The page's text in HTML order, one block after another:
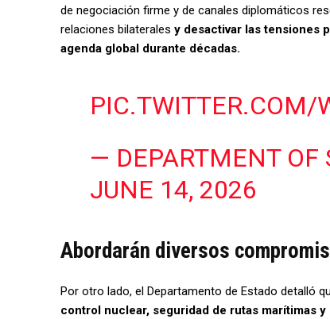
de negociación firme y de canales diplomáticos
relaciones bilaterales y desactivar las tensiones
agenda global durante décadas.
PIC.TWITTER.COM/
— DEPARTMENT OF
JUNE 14, 2026
Abordarán diversos
Por otro lado, el Departamento de Estado detalló
control nuclear, seguridad de rutas marítimas